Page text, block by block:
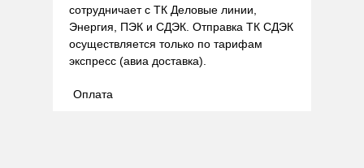
сотрудничает с ТК Деловые линии,
Энергия, ПЭК и СДЭК. Отправка ТК СДЭК
осуществляется только по тарифам
экспресс (авиа доставка).
Оплата